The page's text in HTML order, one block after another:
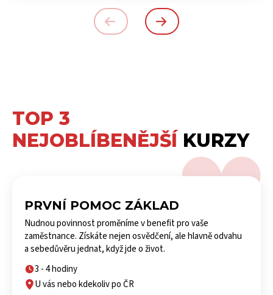
TOP 3
NEJOBLÍBENĚJŠÍ KURZY
PRVNÍ POMOC ZÁKLAD
Nudnou povinnost proměníme v benefit pro vaše
zaměstnance. Získáte nejen osvědčení, ale hlavně odvahu
a sebedůvěru jednat, když jde o život.
3 - 4 hodiny
U vás nebo kdekoliv po ČR